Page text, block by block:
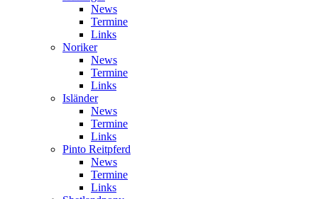
News
Termine
Links
Noriker
News
Termine
Links
Isländer
News
Termine
Links
Pinto Reitpferd
News
Termine
Links